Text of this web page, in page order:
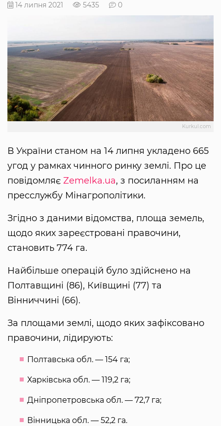
14 липня 2021 5435 0
Kurkul.com
В України станом на 14 липня укладено 665
угод у рамках чинного ринку землі. Про це
повідомляє Zemelka.ua, з посиланням на
пресслужбу Мінагрополітики.
Згідно з даними відомства, площа земель,
щодо яких зареєстровані правочини,
становить 774 га.
Найбільше операцій було здійснено на
Полтавщині (86), Київщині (77) та
Вінниччині (66).
За площами землі, щодо яких зафіксовано
правочини, лідирують:
Полтавська обл. — 154 га;
Харківська обл. — 119,2 га;
Дніпропетровська обл. — 72,7 га;
Вінницька обл. — 52,2 га.